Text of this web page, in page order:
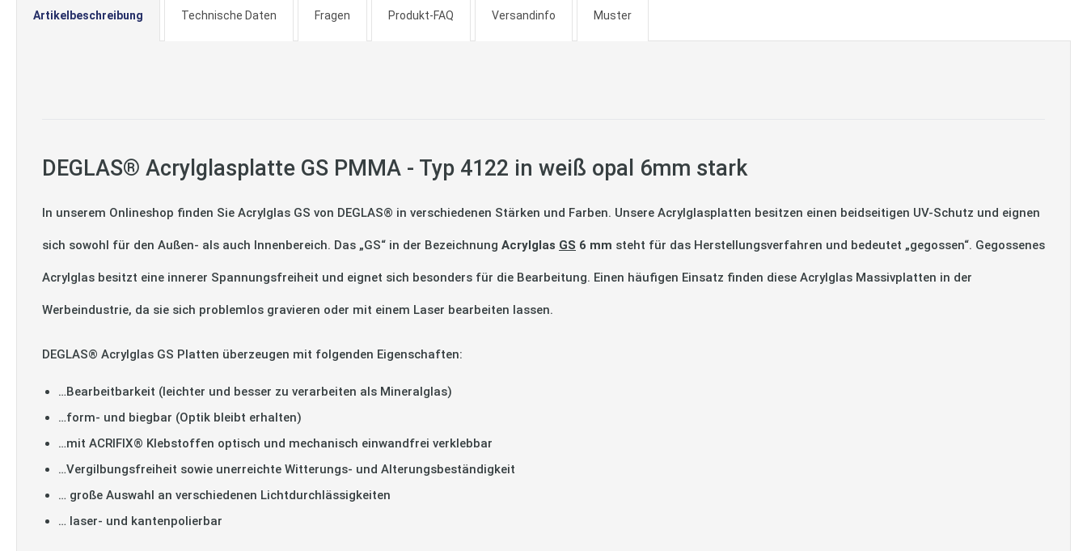
Artikelbeschreibung
DEGLAS® Acrylglasplatte GS PMMA - Typ 4122 in weiß opal 6mm stark
In unserem Onlineshop finden Sie Acrylglas GS von DEGLAS® in verschiedenen Stärken und Farben. Unsere Acrylglasplatten besitzen einen beidseitigen UV-Schutz und eignen
sich sowohl für den Außen- als auch Innenbereich. Das „GS“ in der Bezeichnung Acrylglas GS 6 mm steht für das Herstellungsverfahren und bedeutet „gegossen“. Gegossenes
Acrylglas besitzt eine innerer Spannungsfreiheit und eignet sich besonders für die Bearbeitung. Einen häufigen Einsatz finden diese Acrylglas Massivplatten in der
Werbeindustrie, da sie sich problemlos gravieren oder mit einem Laser bearbeiten lassen.
DEGLAS® Acrylglas GS Platten überzeugen mit folgenden Eigenschaften:
…Bearbeitbarkeit (leichter und besser zu verarbeiten als Mineralglas)
…form- und biegbar (Optik bleibt erhalten)
…mit ACRIFIX® Klebstoffen optisch und mechanisch einwandfrei verklebbar
…Vergilbungsfreiheit sowie unerreichte Witterungs- und Alterungsbeständigkeit
… große Auswahl an verschiedenen Lichtdurchlässigkeiten
… laser- und kantenpolierbar
Technische Daten Fragen Produkt-FAQ Versandinfo Muster